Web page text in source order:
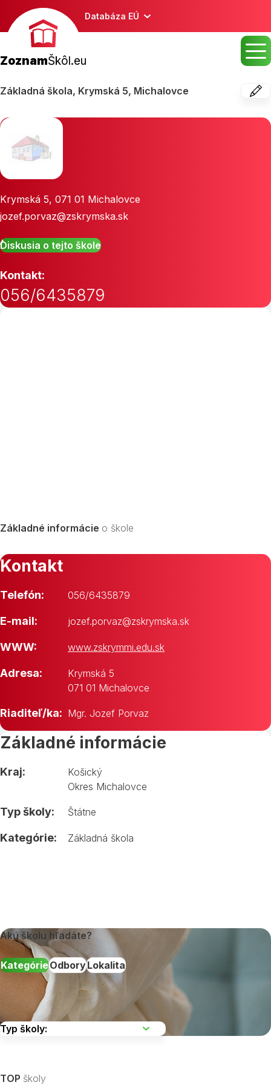
Databáza EÚ
ZoznamŠkôl.eu
Základná škola, Krymská 5, Michalovce
Krymská 5, 071 01 Michalovce
jozef.porvaz@zskrymska.sk
Diskusia o tejto škole
Kontakt:
056/6435879
Základné informácie o škole
Kontakt
Telefón: 056/6435879
E-mail: jozef.porvaz@zskrymska.sk
WWW: www.zskrymmi.edu.sk
Adresa:
Krymská 5
071 01 Michalovce
Riaditeľ/ka: Mgr. Jozef Porvaz
Základné informácie
Kraj:
Košický
Okres Michalovce
Typ školy: Štátne
Kategórie: Základná škola
Akú školu hľadáte?
KategórieOdboryLokalita
TOP školy